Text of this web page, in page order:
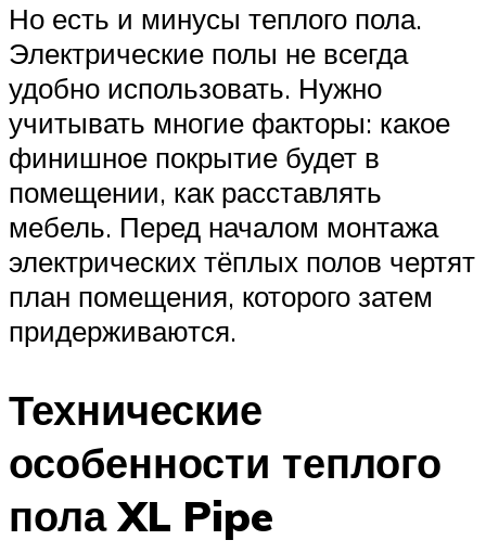
Но есть и минусы теплого пола.
Электрические полы не всегда
удобно использовать. Нужно
учитывать многие факторы: какое
финишное покрытие будет в
помещении, как расставлять
мебель. Перед началом монтажа
электрических тёплых полов чертят
план помещения, которого затем
придерживаются.
Технические
особенности теплого
пола XL Pipe